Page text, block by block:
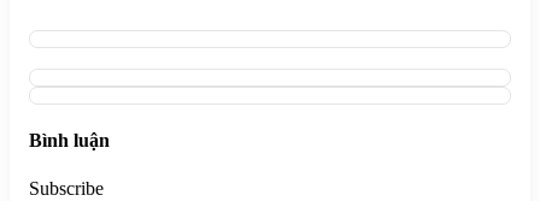
Bình luận
Subscribe